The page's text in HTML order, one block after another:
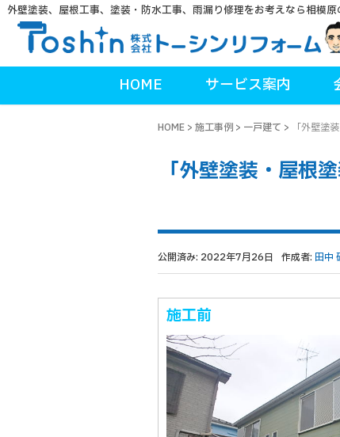
外壁塗装、屋根工事、塗装・防水工事、雨漏り修理をお考えなら相模原
HOME サービス案内
HOME >施工事例 > 一戸建て > 「外壁塗
「外壁塗装・屋根
公開済み: 2022年7月26日 作成者: 田中
施工前